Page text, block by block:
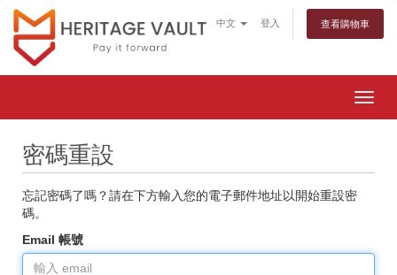
中文 登入 查看購物車
密碼重設
忘記密碼了嗎？請在下方輸入您的電子郵件地址以開始重設密
碼。
Email 帳號